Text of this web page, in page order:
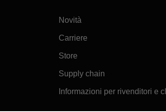
Novità
Carriere
Store
Supply chain
Informazioni per rivenditori e